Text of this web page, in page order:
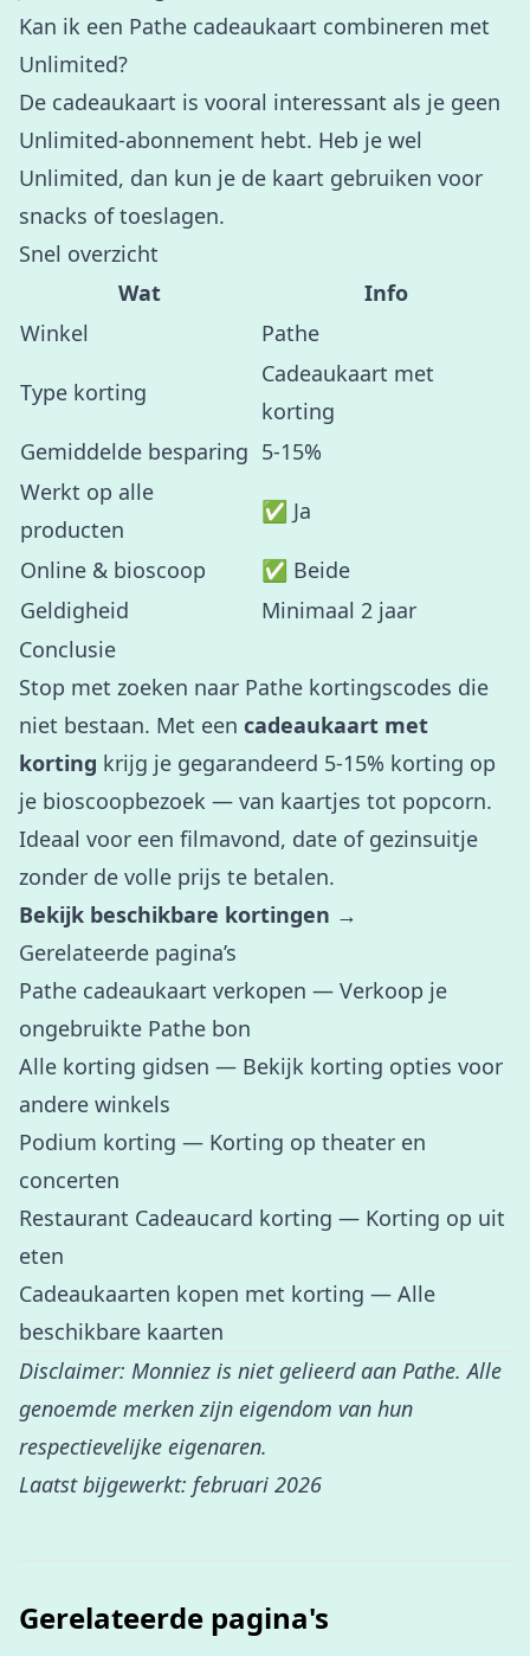
Kan ik een Pathe cadeaukaart combineren met
Unlimited?
De cadeaukaart is vooral interessant als je geen
Unlimited-abonnement hebt. Heb je wel
Unlimited, dan kun je de kaart gebruiken voor
snacks of toeslagen.
Snel overzicht
Wat
Info
Winkel
Pathe
Type korting
Cadeaukaart met
korting
Gemiddelde besparing 5-15%
Werkt op alle
producten
✅ Ja
Online & bioscoop
✅ Beide
Geldigheid
Minimaal 2 jaar
Conclusie
Stop met zoeken naar Pathe kortingscodes die
niet bestaan. Met een cadeaukaart met
korting krijg je gegarandeerd 5-15% korting op
je bioscoopbezoek — van kaartjes tot popcorn.
Ideaal voor een filmavond, date of gezinsuitje
zonder de volle prijs te betalen.
Bekijk beschikbare kortingen →
Gerelateerde pagina’s
Pathe cadeaukaart verkopen — Verkoop je
ongebruikte Pathe bon
Alle korting gidsen — Bekijk korting opties voor
andere winkels
Podium korting — Korting op theater en
concerten
Restaurant Cadeaucard korting — Korting op uit
eten
Cadeaukaarten kopen met korting — Alle
beschikbare kaarten
Disclaimer: Monniez is niet gelieerd aan Pathe. Alle
genoemde merken zijn eigendom van hun
respectievelijke eigenaren.
Laatst bijgewerkt: februari 2026
Gerelateerde pagina's